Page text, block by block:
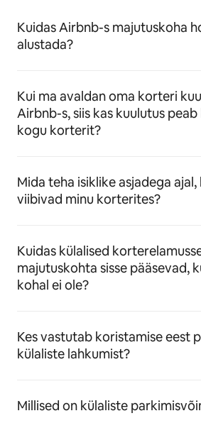
Kuidas Airbnb-s majutuskoha
alustada?
Kui ma avaldan oma korteri
Airbnb-s, siis kas kuulutus
kogu korterit?
Mida teha isiklike asjadega ajal,
viibivad minu korterites?
Kuidas külalised
majutuskohta sisse pääsevad,
kohal ei ole?
Kes vastutab koristamise eest
külaliste lahkumist?
Millised on külaliste